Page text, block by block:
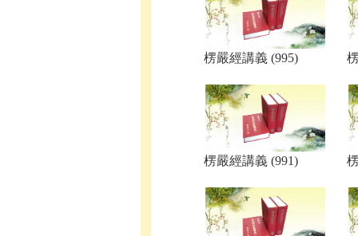
楞嚴經講義 (995)
楞嚴經講義 (991)